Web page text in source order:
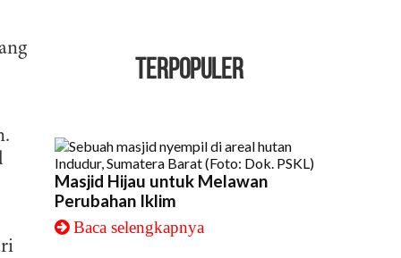
TERPOPULER
Masjid Hijau untuk Melawan
Perubahan Iklim
Baca selengkapnya